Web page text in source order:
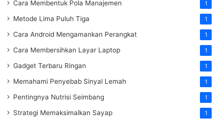
Cara Membentuk Pola Manajemen 1
Metode Lima Puluh Tiga 1
Cara Android Mengamankan Perangkat 1
Cara Membersihkan Layar Laptop 1
Gadget Terbaru Ringan 1
Memahami Penyebab Sinyal Lemah 1
Pentingnya Nutrisi Seimbang 1
Strategi Memaksimalkan Sayap 1